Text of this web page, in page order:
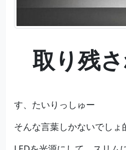
取り残
す、たいりっしゅー
そんな言葉しかないでしょ